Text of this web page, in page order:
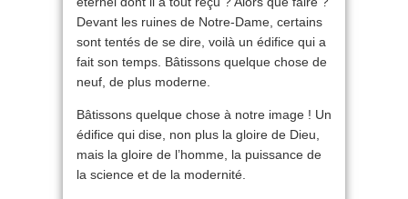
Devant les ruines de Notre-Dame, certains
sont tentés de se dire, voilà un édifice qui a
fait son temps. Bâtissons quelque chose de
neuf, de plus moderne.
Bâtissons quelque chose à notre image ! Un
édifice qui dise, non plus la gloire de Dieu,
mais la gloire de l’homme, la puissance de
la science et de la modernité.